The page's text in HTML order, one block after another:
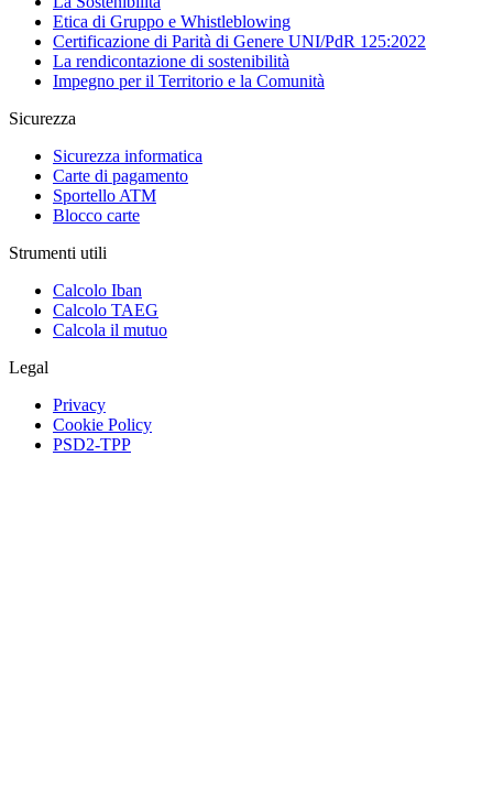
Etica di Gruppo e Whistleblowing
Certificazione di Parità di Genere UNI/PdR 125:2022
La rendicontazione di sostenibilità
Impegno per il Territorio e la Comunità
Sicurezza
Sicurezza informatica
Carte di pagamento
Sportello ATM
Blocco carte
Strumenti utili
Calcolo Iban
Calcolo TAEG
Calcola il mutuo
Legal
Privacy
Cookie Policy
PSD2-TPP